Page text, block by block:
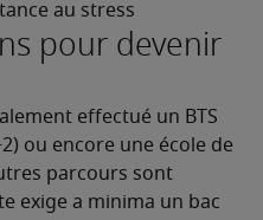
au stress
pour devenir
effectué un BTS
ou encore une école de
parcours sont
exige a minima un bac